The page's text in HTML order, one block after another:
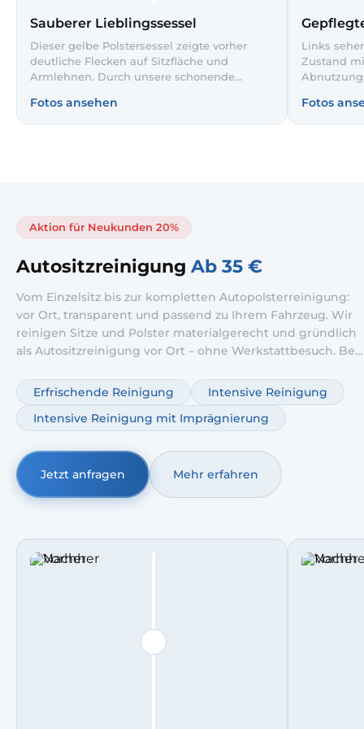
Sauberer Lieblingssessel
Dieser gelbe Polstersessel zeigte vorher
deutliche Flecken auf Sitzfläche und
Armlehnen. Durch unsere schonende
entfernt und der Stoff sichtbar aufgefrischt.
So wirkt der Sessel wieder einladend und
Fotos ansehen
Links
Zustand
Bezug
deutlich
Fotos
Aktion für Neukunden 20%
Autositzreinigung Ab 35 €
Vom Einzelsitz bis zur kompletten Autopolsterreinigung:
vor Ort, transparent und passend zu Ihrem Fahrzeug. Wir
reinigen Sitze und Polster materialgerecht und gründlich
als Autositzreinigung vor Ort – ohne Werkstattbesuch. Bei
optional ergänzen wir Autopolsterreinigung
Geruchsentfernung.
Erfrischende Reinigung
Intensive Reinigung
Intensive Reinigung mit Imprägnierung
Jetzt anfragen Mehr erfahren